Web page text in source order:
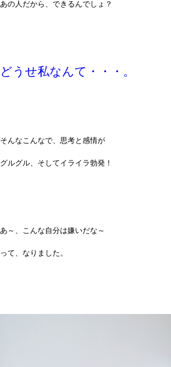
あの人だから、できるんでしょ？
どうせ私なんて・・・。
そんなこんなで、思考と感情が
グルグル、そしてイライラ勃発！
あ～、こんな自分は嫌いだな～
って、なりました。